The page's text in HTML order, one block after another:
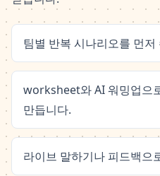
팀별 반복 시나리오를 먼저
worksheet와 AI 워밍업으
만듭니다.
라이브 말하기나 피드백으